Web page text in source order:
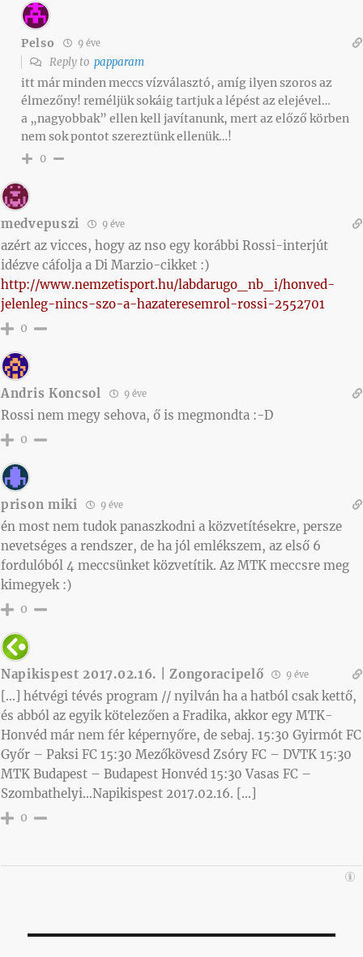
Pelso 9 éve
Reply to papparam
itt már minden meccs vízválasztó, amíg ilyen szoros az
élmezőny! reméljük sokáig tartjuk a lépést az elejével…
a „nagyobbak” ellen kell javítanunk, mert az előző körben
nem sok pontot szereztünk ellenük…!
0
medvepuszi 9 éve
azért az vicces, hogy az nso egy korábbi Rossi-interjút
idézve cáfolja a Di Marzio-cikket :)
http://www.nemzetisport.hu/labdarugo_nb_i/honved-
jelenleg-nincs-szo-a-hazateresemrol-rossi-2552701
0
Andris Koncsol 9 éve
Rossi nem megy sehova, ő is megmondta :-D
0
prison miki 9 éve
én most nem tudok panaszkodni a közvetítésekre, persze
nevetséges a rendszer, de ha jól emlékszem, az első 6
fordulóból 4 meccsünket közvetítik. Az MTK meccsre meg
kimegyek :)
0
Napikispest 2017.02.16. | Zongoracipelő 9 éve
[…] hétvégi tévés program // nyilván ha a hatból csak kettő,
és abból az egyik kötelezően a Fradika, akkor egy MTK-
Honvéd már nem fér képernyőre, de sebaj. 15:30 Gyirmót FC
Győr – Paksi FC 15:30 Mezőkövesd Zsóry FC – DVTK 15:30
MTK Budapest – Budapest Honvéd 15:30 Vasas FC –
Szombathelyi…Napikispest 2017.02.16. […]
0